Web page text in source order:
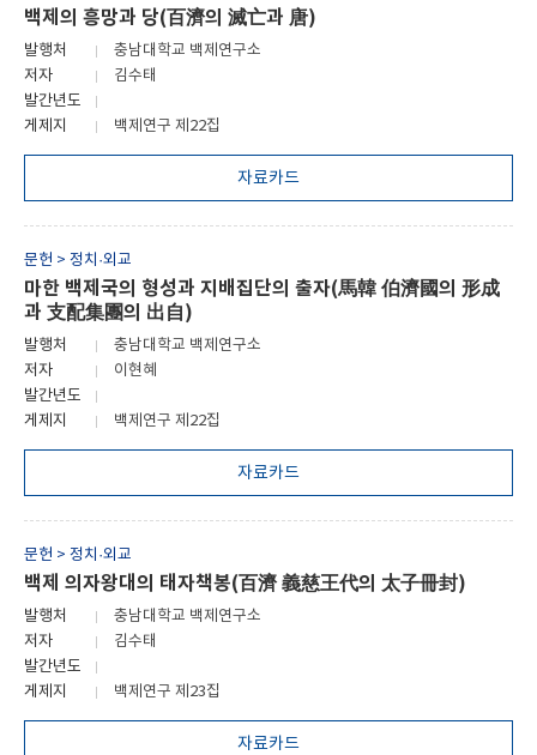
백제의 흥망과 당(百濟의 滅亡과 唐)
발행처
충남대학교 백제연구소
저자
김수태
발간년도
게제지
백제연구 제22집
자료카드
문헌 > 정치·외교
마한 백제국의 형성과 지배집단의 출자(馬韓 伯濟國의 形成
과 支配集團의 出自)
발행처
충남대학교 백제연구소
저자
이현혜
발간년도
게제지
백제연구 제22집
자료카드
문헌 > 정치·외교
백제 의자왕대의 태자책봉(百濟 義慈王代의 太子冊封)
발행처
충남대학교 백제연구소
저자
김수태
발간년도
게제지
백제연구 제23집
자료카드